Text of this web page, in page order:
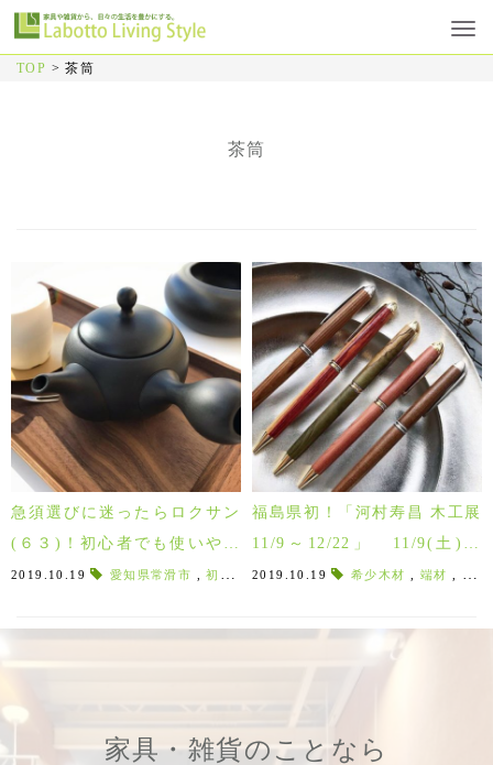
TOP >茶筒
茶筒
急須選びに迷ったらロクサン
(６３)！初心者でも使いやす
い日本茶グッズ！！
2019.10.19 愛知県常滑市 ,初心者向け , 湯切れ , 茶こし一体型,茶こし
福島県初！「河村寿昌 木工展
11/9～12/22」 11/9(土)10
(日)は河村氏来館！！
2019.10.19 希少木材 端材
家具・雑貨のことなら